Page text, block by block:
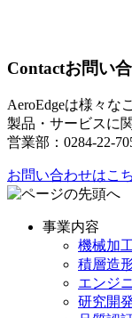
Contactお問い
AeroEdgeは様々な
製品・サービスに
営業部：0284-22-
お問い合わせはこ
事業内容
機械加
積層造
エンジ
研究開